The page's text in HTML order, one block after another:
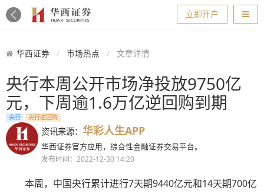
导航
立即开户
华西证券 市场热点 文章详情
央行本周公开市场净投放9750亿
元，下周逾1.6万亿逆回购到期
央行 央行逆回购
资讯来源： 华彩人生APP
华西证券官方应用，综合性金融证券交易平台。
发布时间：2022-12-30 14:20
本周，中国央行累计进行7天期9440亿元和14天期700亿